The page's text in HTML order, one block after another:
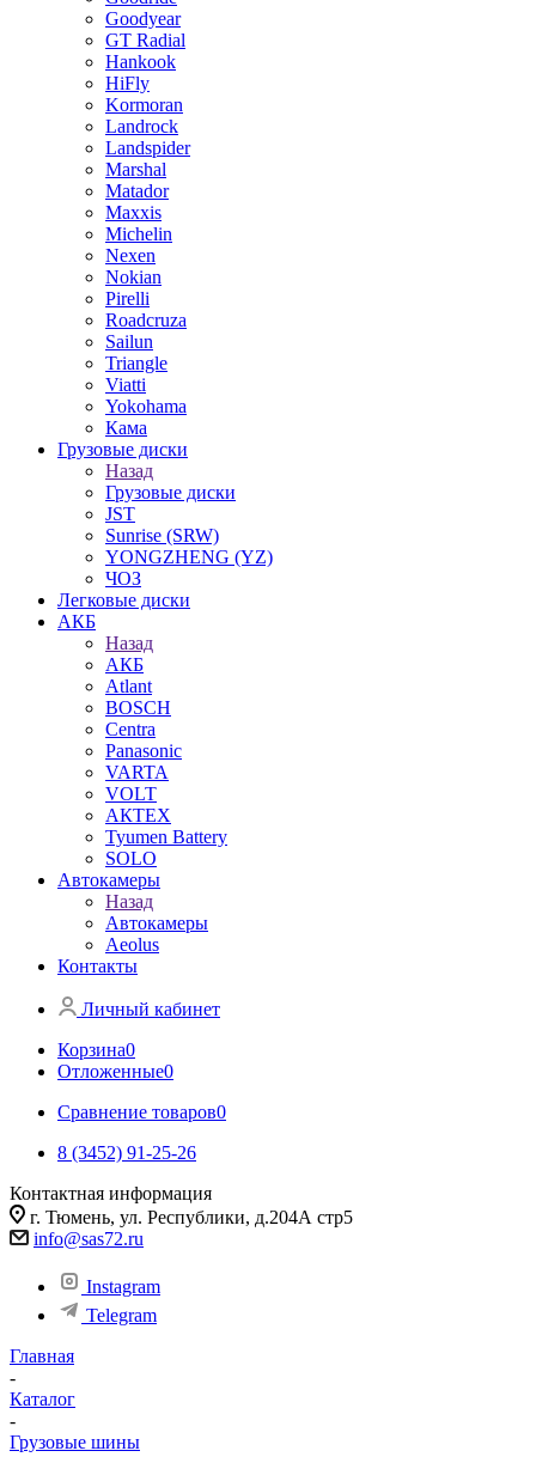
Goodyear
GT Radial
Hankook
HiFly
Kormoran
Landrock
Landspider
Marshal
Matador
Maxxis
Michelin
Nexen
Nokian
Pirelli
Roadcruza
Sailun
Triangle
Viatti
Yokohama
Кама
Грузовые диски
Назад
Грузовые диски
JST
Sunrise (SRW)
YONGZHENG (YZ)
ЧОЗ
Легковые диски
АКБ
Назад
АКБ
Atlant
BOSCH
Centra
Panasonic
VARTA
VOLT
АКТЕХ
Tyumen Battery
SOLO
Автокамеры
Назад
Автокамеры
Aeolus
Контакты
Личный кабинет
Корзина0
Отложенные0
Сравнение товаров0
8 (3452) 91-25-26
Контактная информация
г. Тюмень, ул. Республики, д.204А стр5
info@sas72.ru
Instagram
Telegram
Главная
-
Каталог
-
Грузовые шины